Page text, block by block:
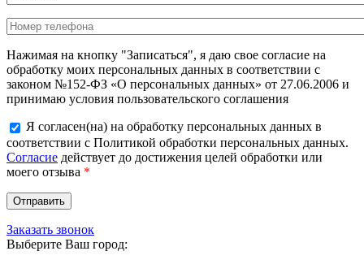
Нажимая на кнопку "Записаться", я даю свое согласие на
обработку моих персональных данных в соответствии с
законом №152-ФЗ «О персональных данных» от 27.06.2006 и
принимаю условия пользовательского соглашения
Я согласен(на) на обработку персональных данных в
соответствии с Политикой обработки персональных данных.
Согласие действует до достижения целей обработки или
моего отзыва *
Заказать звонок
Выберите Ваш город: